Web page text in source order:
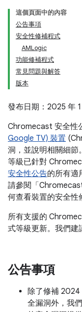
這個頁面中的內容
公告事項
安全性修補程式
AMLogic
功能修補程式
常見問題與解答
版本
發布日期：2025 年 1
Chromecast 安全性
Google TV) 裝置
洞，並說明相關細
等級已針對
安全性公告的所有適
請參閱「
何查看裝置的安全性
所有支援的
式等級更新。我們建
公告事項
除了修補 2024
全漏洞外，我